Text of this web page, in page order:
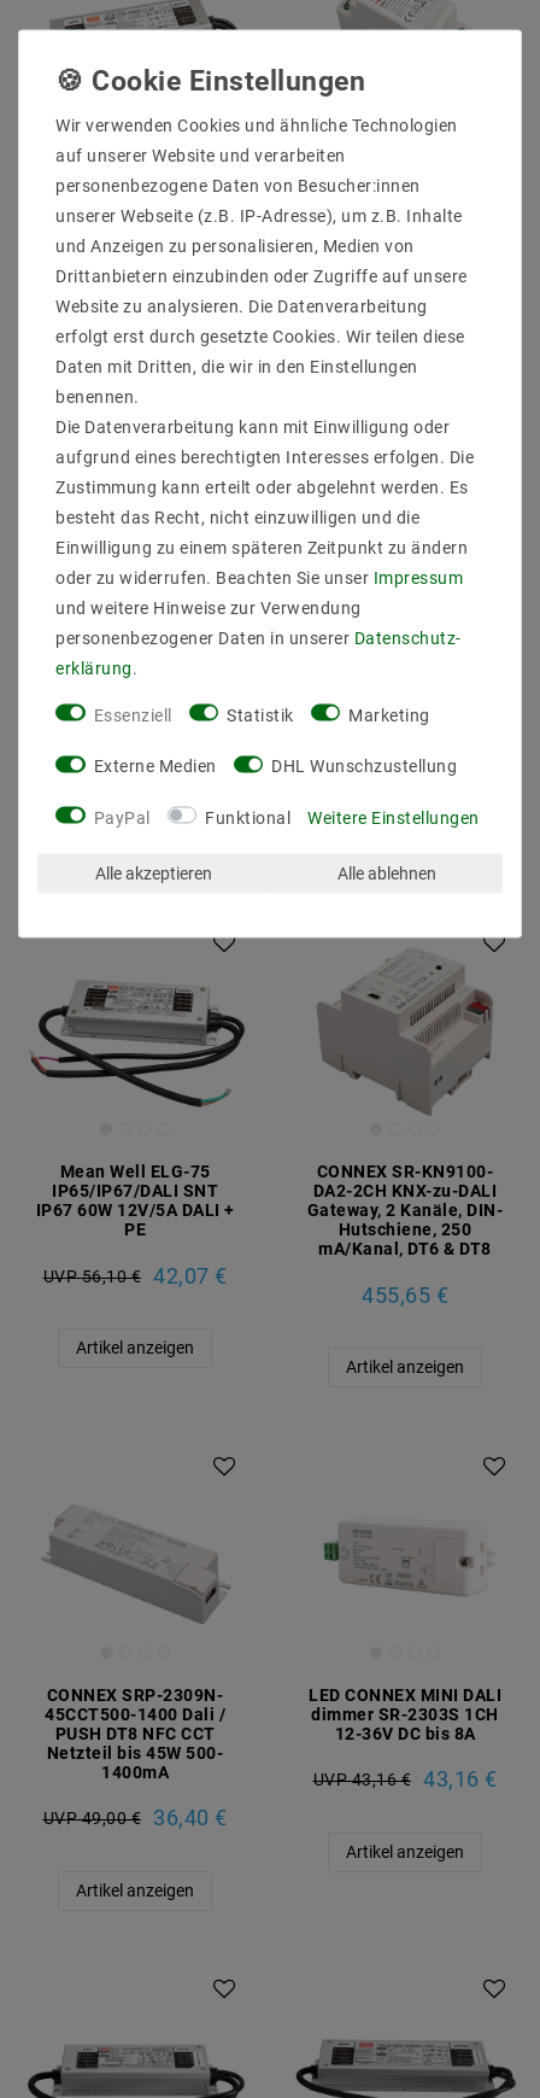
Mean Well ELG-150
IP65/IP67 SNT IP67
DALI + PE
UVP 75,07 € 49,93 €
Artikel anzeigen
Milight Miboxer DL-
POW1 DALI
(DIN-Schiene)
UVP 33,78 € 28,13 €
Artikel anzeigen
Mean Well ELG-75
IP65 75,6W 24V/3,15A
CV+CC + PE
UVP 49,30 € 35,43 €
Phasenabschnit mit 2
Kanal 100-240V AC
UVP 57,56 € 57,56 €
Mean Well ELG-75
IP65/IP67/DALI SNT
IP67 60W 12V/5A DALI +
PE
UVP 56,10 € 42,07 €
Artikel anzeigen
CONNEX SR-KN9100-
DA2-2CH KNX-zu-DALI
Gateway, 2 Kanäle, DIN-
Hutschiene, 250
mA/Kanal, DT6 & DT8
455,65 €
Artikel anzeigen
CONNEX SRP-2309N-
45CCT500-1400 Dali /
PUSH DT8 NFC CCT
Netzteil bis 45W 500-
1400mA
UVP 49,00 € 36,40 €
Artikel anzeigen
LED CONNEX MINI DALI
dimmer SR-2303S 1CH
12-36V DC bis 8A
UVP 43,16 € 43,16 €
Artikel anzeigen
Wir verwenden Cookies und ähnliche Technologien
auf unserer Website und verarbeiten
personenbezogene Daten von Besucher:innen
unserer Webseite (z.B. IP-Adresse), um z.B. Inhalte
und Anzeigen zu personalisieren, Medien von
Drittanbietern einzubinden oder Zugriffe auf unsere
Website zu analysieren. Die Datenverarbeitung
erfolgt erst durch gesetzte Cookies. Wir teilen diese
Daten mit Dritten, die wir in den Einstellungen
benennen.
Die Datenverarbeitung kann mit Einwilligung oder
aufgrund eines berechtigten Interesses erfolgen. Die
Zustimmung kann erteilt oder abgelehnt werden. Es
besteht das Recht, nicht einzuwilligen und die
Einwilligung zu einem späteren Zeitpunkt zu ändern
oder zu widerrufen. Beachten Sie unser Impressum
und weitere Hinweise zur Verwendung
personenbezogener Daten in unserer Daten­schutz­
erklärung
Essenziell Statistik Marketing
Externe Medien DHL Wunschzustellung
PayPal Funktional Weitere Einstellungen
Alle akzeptieren Alle ablehnen